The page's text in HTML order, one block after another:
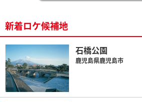
新着ロケ候補地
石橋公園
鹿児島県鹿児島市